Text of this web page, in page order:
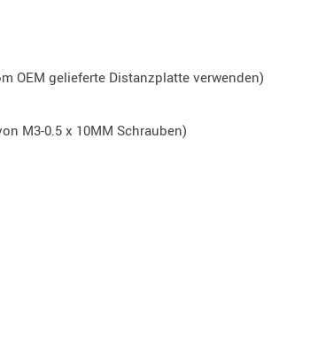
OEM gelieferte Distanzplatte verwenden)
M3-0.5 x 10MM Schrauben)